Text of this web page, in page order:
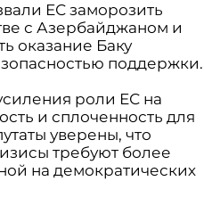
ЕС заморозить
с Азербайджаном и
оказание Баку
поддержки.
роли ЕС на
и сплоченность для
уверены, что
требуют более
на демократических